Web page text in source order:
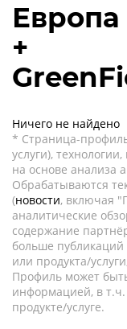
Европа
+
Ничего не найдено
* Страница-
услуги),
на основе анализа
Обрабатываются
(новости, включая
аналитические
содержание
больше
или продукта/
Профиль может
информацией, в
продукте/услуге.